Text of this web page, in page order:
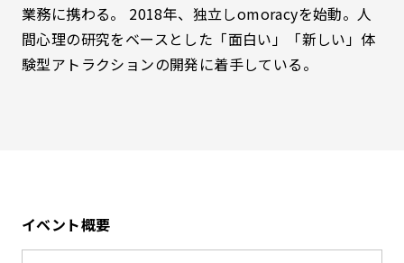
業務に携わる。 2018年、独立しomoracyを始動。人
間心理の研究をベースとした「面白い」「新しい」体
験型アトラクションの開発に着手している。
イベント概要